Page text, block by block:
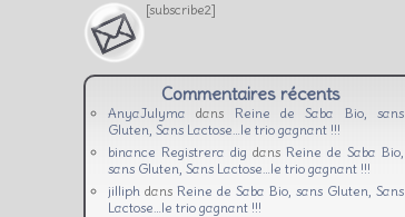
[subscribe2]
Commentaires récents
AnyaJulyma dans Reine de Saba Bio, sans
Gluten, Sans Lactose…le trio gagnant !!!
binance Registrera dig dans Reine de Saba Bio,
sans Gluten, Sans Lactose…le trio gagnant !!!
jilliph dans Reine de Saba Bio, sans Gluten, Sans
Lactose…le trio gagnant !!!